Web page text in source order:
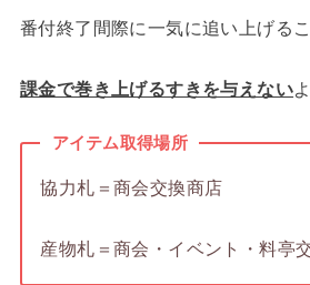
番付終了間際に一気に追い上げる
課金で巻き上げるすきを与えない
アイテム取得場所
協力札＝商会交換商店
産物札＝商会・イベント・料亭